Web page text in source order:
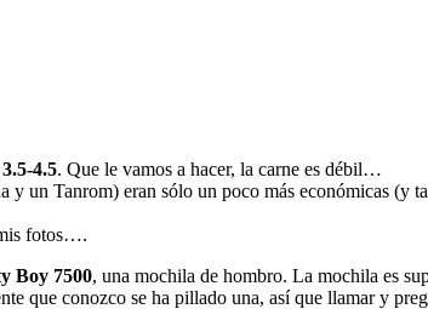
4.5. Que le vamos a hacer, la carne es débil…
un Tanrom) eran sólo un poco más económicas (y
fotos….
Boy 7500, una mochila de hombro. La mochila es
que conozco se ha pillado una, así que llamar y